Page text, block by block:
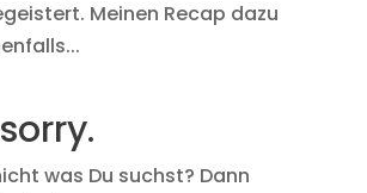
Meinen Recap dazu
was Du suchst? Dann